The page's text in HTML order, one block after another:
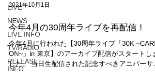
LIVE
NEWS
LIVE INFO
TV/RADIO
RELEASE
INFO
2021年10月1日
今年4月の30周年ライブを再配信！
今年4月に行われた【30周年ライブ「30K
ON~」in 東京】のアーカイブ配信がスタートしま
した。 当日生配信された記念すべきアニバーサ
ーライブの模様を、そのままノーカットでご覧い